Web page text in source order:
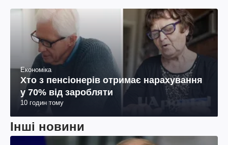
Економіка
Хто з пенсіонерів отримає нарахування
у 70% від заробляти
10 годин тому
Інші новини